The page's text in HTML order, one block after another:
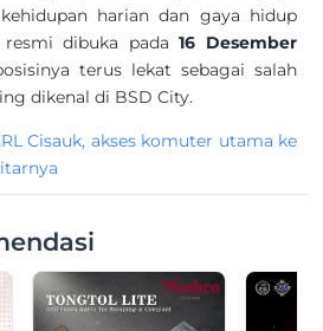
harian dan gaya hidup
resmi dibuka pada16 Desember
terus lekat sebagai salah
dikenal di BSD City.
Cisauk, akses komuter utama ke